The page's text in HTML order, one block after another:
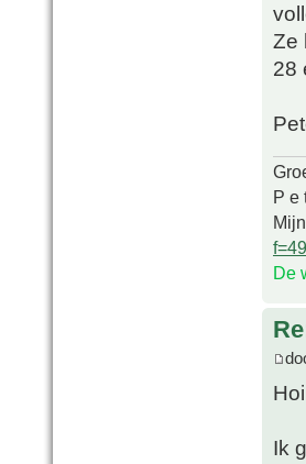
Ze
28
P e
De
Ik